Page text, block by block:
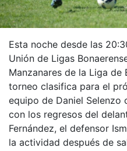
Esta noche desde las
Unión de Ligas
Manzanares de la Liga de
torneo clasifica para el
equipo de Daniel Selenzo
con los regresos del
Fernández, el defensor
la actividad después de